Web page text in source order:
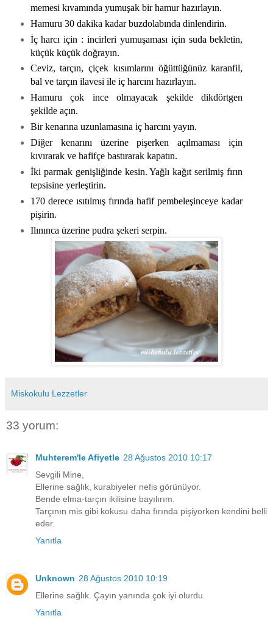
memesi kıvamında yumuşak bir hamur hazırlayın.
Hamuru 30 dakika kadar buzdolabında dinlendirin.
İç harcı için : incirleri yumuşaması için suda bekletin,
küçük küçük doğrayın.
Ceviz, tarçın, çiçek kısımlarını öğüttüğünüz karanfil,
bal ve tarçın ilavesi ile iç harcını hazırlayın.
Hamuru çok ince olmayacak şekilde dikdörtgen
şekilde açın.
Bir kenarına uzunlamasına iç harcını yayın.
Diğer kenarını üzerine pişerken açılmaması için
kıvırarak ve hafifçe bastırarak kapatın.
İki parmak genişliğinde kesin. Yağlı kağıt serilmiş fırın
tepsisine yerleştirin.
170 derece ısıtılmış fırında hafif pembeleşinceye kadar
pişirin.
Ilınınca üzerine pudra şekeri serpin.
Miskokulu Lezzetler
33 yorum:
Muhterem'le Afiyetle 28 Ağustos 2010 10:17
Sevgili Mine,
Ellerine sağlık, kurabiyeler nefis görünüyor.
Bende elma-tarçın ikilisine bayılırım.
Tarçının mis gibi kokusu daha fırında pişiyorken kendini belli
eder.
Yanıtla
Unknown 28 Ağustos 2010 10:19
Ellerine sağlık. Çayın yanında çok iyi olurdu.
Yanıtla